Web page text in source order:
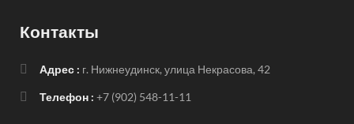
Контакты
Адрес : г. Нижнеудинск, улица Некрасова, 42
Телефон : +7 (902) 548-11-11